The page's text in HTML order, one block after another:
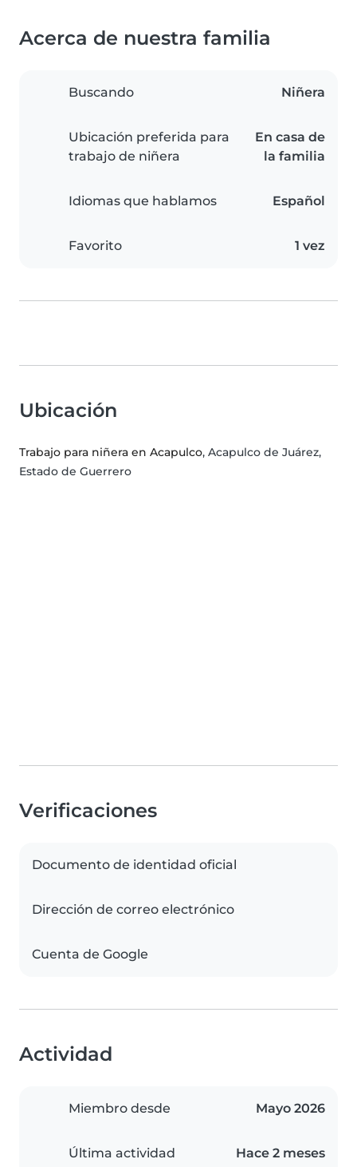
Acerca de nuestra familia
Buscando Niñera
Ubicación preferida para
trabajo de niñera
En casa de
la familia
Idiomas que hablamos Español
Favorito 1 vez
Ubicación
Trabajo para niñera en Acapulco, Acapulco de Juárez,
Estado de Guerrero
Verificaciones
Documento de identidad oficial
Dirección de correo electrónico
Cuenta de Google
Actividad
Miembro desde Mayo 2026
Última actividad Hace 2 meses